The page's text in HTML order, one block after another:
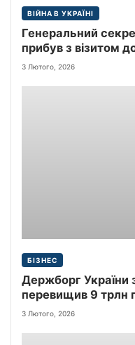
ВІЙНА В УКРАЇНІ
Генеральний
прибув з візитом
3 Лютого, 2026
БІЗНЕС
Держборг України
перевищив 9 трлн
3 Лютого, 2026